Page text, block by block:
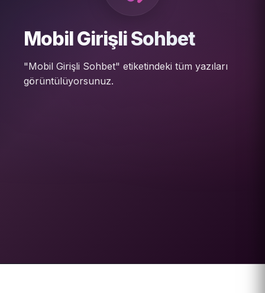
Mobil Girişli Sohbet
"Mobil Girişli Sohbet" etiketindeki tüm yazıları
görüntülüyorsunuz.